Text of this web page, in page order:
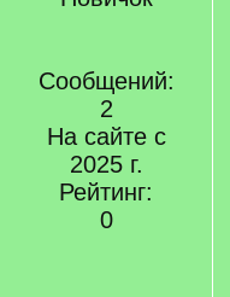
Сообщений:
2
На сайте с
2025 г.
Рейтинг:
0